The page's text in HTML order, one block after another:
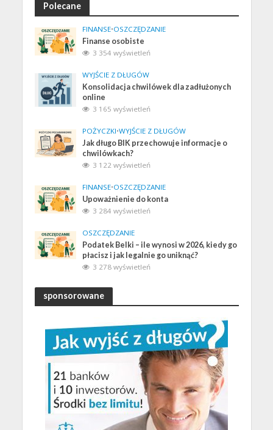
Polecane
FINANSE•OSZCZĘDZANIE
Finanse osobiste
3 354 wyświetleń
WYJŚCIE Z DŁUGÓW
Konsolidacja chwilówek dla zadłużonych
online
3 165 wyświetleń
POŻYCZKI•WYJŚCIE Z DŁUGÓW
Jak długo BIK przechowuje informacje o
chwilówkach?
3 122 wyświetleń
FINANSE•OSZCZĘDZANIE
Upoważnienie do konta
3 284 wyświetleń
OSZCZĘDZANIE
Podatek Belki – ile wynosi w 2026, kiedy go
płacisz i jak legalnie go uniknąć?
3 278 wyświetleń
sponsorowane